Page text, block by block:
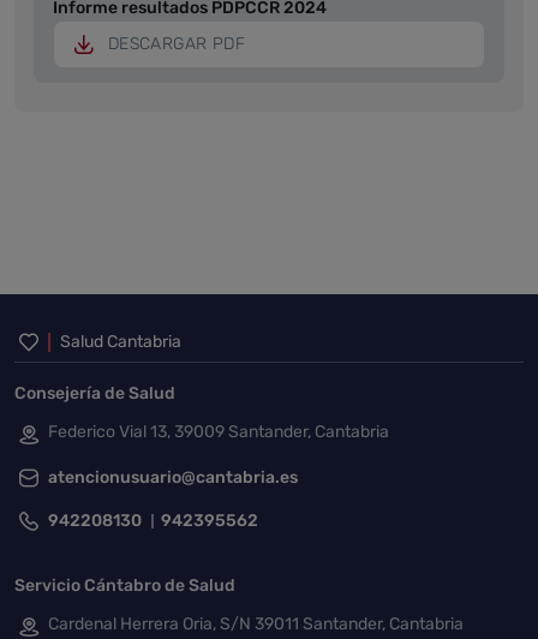
Informe resultados PDPCCR 2024
DESCARGAR PDF
Inicio del pie de página
Salud Cantabria
Consejería de Salud
Federico Vial 13, 39009 Santander, Cantabria
atencionusuario@cantabria.es
942208130 942395562
Servicio Cántabro de Salud
Cardenal Herrera Oria, S/N 39011 Santander, Cantabria